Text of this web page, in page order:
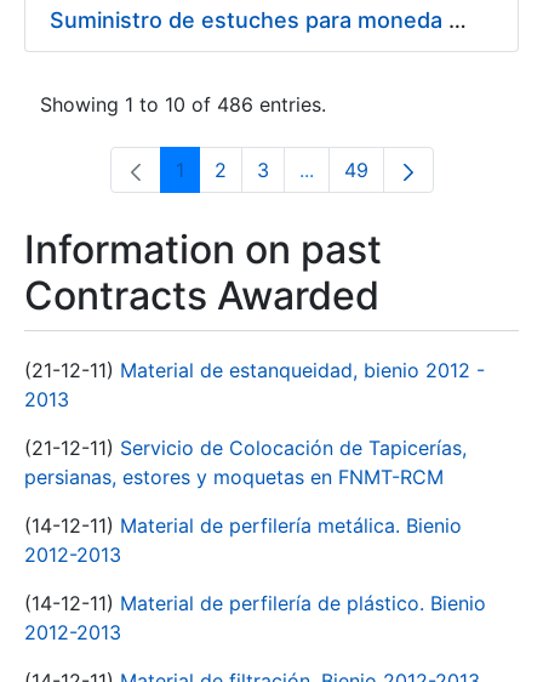
Suministro de estuches para moneda de 30 €
Showing 1 to 10 of 486 entries.
Page
1 Page
2 Page
3 ...Intermediate Pages Use
Page
49
Information on past
Contracts Awarded
(21-12-11) Material de estanqueidad, bienio 2012 -
2013
(21-12-11) Servicio de Colocación de Tapicerías,
persianas, estores y moquetas en FNMT-RCM
(14-12-11) Material de perfilería metálica. Bienio
2012-2013
(14-12-11) Material de perfilería de plástico. Bienio
2012-2013